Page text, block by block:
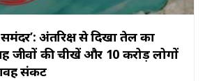
समंदर’: अंतरिक्ष से दिखा तेल का
जीवों की चीखें और 10 करोड़ लोगों
संकट